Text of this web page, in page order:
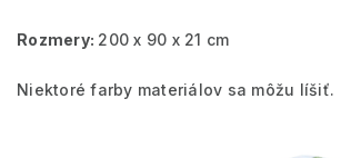
Rozmery: 200 x 90 x 21 cm
Niektoré farby materiálov sa môžu líšiť.